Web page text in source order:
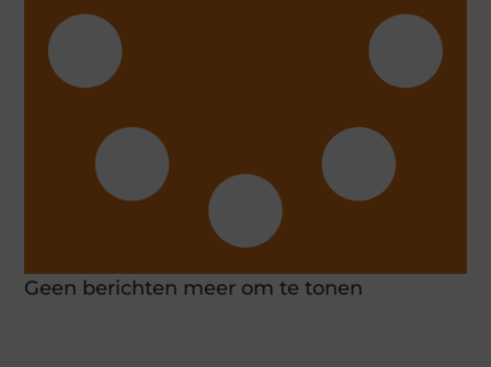
Geen berichten meer om te tonen